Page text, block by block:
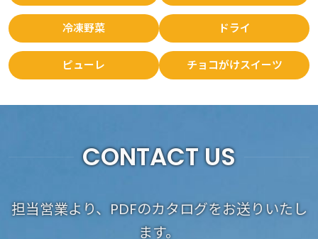
冷凍野菜 ドライ
ピューレ チョコがけスイーツ
CONTACT US
担当営業より、PDFのカタログをお送りいたし
ます。